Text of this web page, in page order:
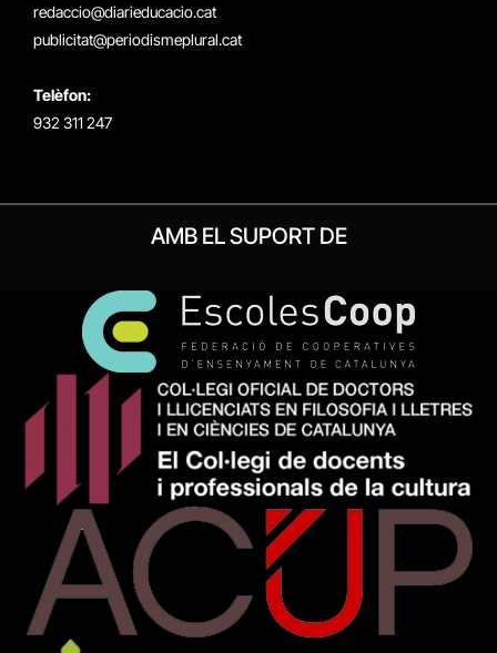
redaccio@diarieducacio.cat
publicitat@periodismeplural.cat
Telèfon:
932 311 247
AMB EL SUPORT DE